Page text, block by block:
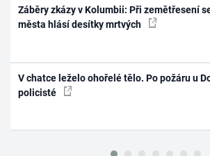
Záběry zkázy v Kolumbii: Při zemětřesení
města hlásí desítky mrtvých
V chatce leželo ohořelé tělo. Po požáru u
policisté